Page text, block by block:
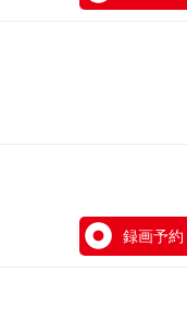
録画予約